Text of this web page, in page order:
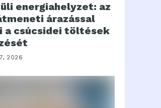
energiahelyzet: az
árazással
a csúcsidei töltések
2026